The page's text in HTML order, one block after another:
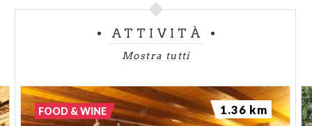
ATTIVITÀ
Mostra tutti
FOOD & WINE 1.36 km